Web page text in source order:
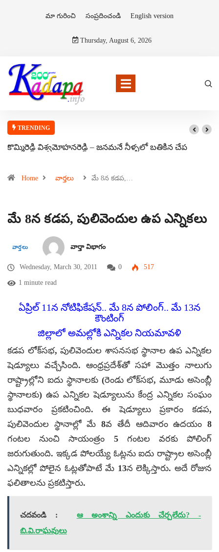
మా గురించి సంప్రదించండి English version
Thursday, August 6, 2026
TRENDING
కొమ్మిరెడ్డి విశ్వమోహనరెడ్డి – జనమనే నీళ్ళలో బతికిన చేప
Home వార్తలు మే 8న కడప,…
మే 8న కడప, పులివెందుల ఉప ఎన్నికలు
వార్తలు వార్తా విభాగం
Wednesday, March 30, 2011 0 517
1 minute read
ఏప్రిల్ 11న నోటిఫికేషన్.. మే 8న పోలింగ్.. మే 13న
కౌంటింగ్
జిల్లాలో అమల్లోకి ఎన్నికల నియమావళి
కడప లోక్‌సభ, పులివెందుల శాసనసభ స్థానాల ఉప ఎన్నికల
షెడ్యూలు వచ్చేసింది. ఆంధ్రప్రదేశ్‌తో సహా మొత్తం నాలుగు
రాష్ట్రాల్లోని ఐదు స్థానాలకు (రెండు లోక్‌సభ, మూడు అసెంబ్లీ
స్థానాలకు) ఉప ఎన్నికల షెడ్యూలును కేంద్ర ఎన్నికల సంఘం
బుధవారం ప్రకటించింది. ఈ షెడ్యూలు ప్రకారం కడప,
పులివెందుల స్థానాల్లో మే 8వ తేదీ ఆదివారం ఉదయం 8
గంటల నుంచి సాయంత్రం 5 గంటల వరకు పోలింగ్
జరుగుతుంది. ఇక్కడ పోలయ్యే ఓట్లను ఐదు రాష్ట్రాల అసెంబ్లీ
ఎన్నికల్లో పోలైన ఓట్లతోపాటే మే 13న లెక్కిస్తారు. అదే రోజున
ఫలితాలను ప్రకటిస్తారు.
చదవండి :
ఆ అంశాన్ని ఎందుకు చేర్చలేదు? -
బి.వి.రాఘవులు